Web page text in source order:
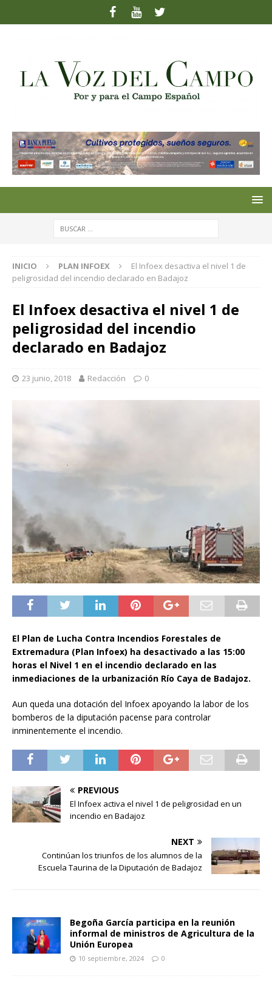
INICIO PLAN INFOEX
El Infoex desactiva el nivel 1 de
peligrosidad del incendio declarado en Badajoz
El Infoex desactiva el nivel 1 de
peligrosidad del incendio
declarado en Badajoz
23 junio, 2018 Redacción 0
El Plan de Lucha Contra Incendios Forestales de
Extremadura (Plan Infoex) ha desactivado a las 15:00
horas el Nivel 1 en el incendio declarado en las
inmediaciones de la urbanización Río Caya de Badajoz.
Aun queda una dotación del Infoex apoyando la labor de los
bomberos de la diputación pacense para controlar
inminentemente el incendio.
PREVIOUS
El Infoex activa el nivel 1 de peligrosidad en un
incendio en Badajoz
NEXT
Continúan los triunfos de los alumnos de la
Escuela Taurina de la Diputación de Badajoz
Begoña García participa en la reunión
informal de ministros de Agricultura de la
Unión Europea
10 septiembre, 2024 0